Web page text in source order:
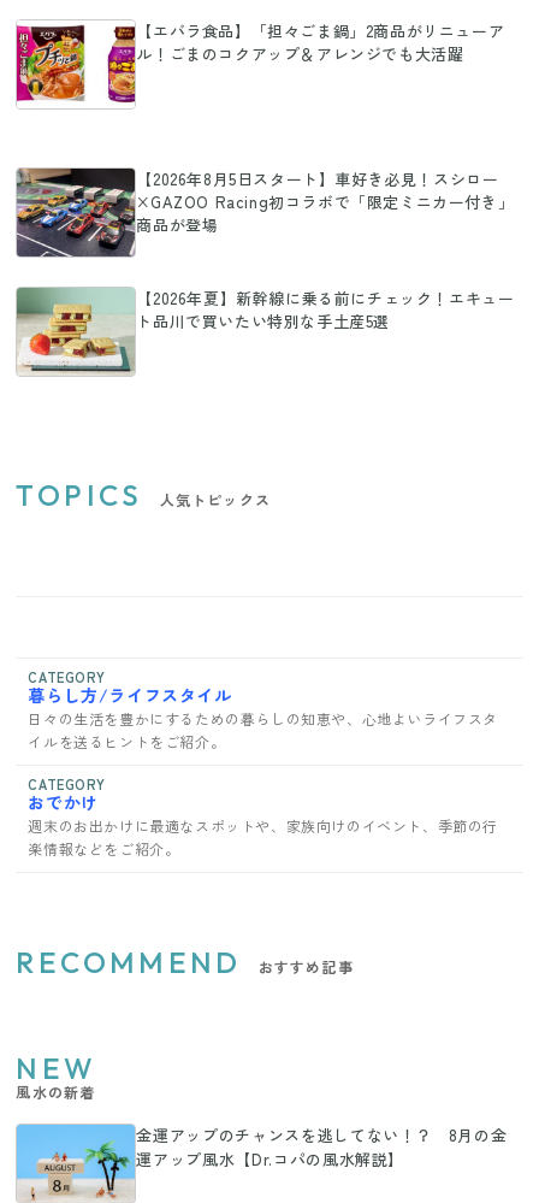
【エバラ食品】「担々ごま鍋」2商品がリニューア
ル！ごまのコクアップ＆アレンジでも大活躍
【2026年8月5日スタート】車好き必見！スシロー
×GAZOO Racing初コラボで「限定ミニカー付き」
商品が登場
【2026年夏】新幹線に乗る前にチェック！エキュー
ト品川で買いたい特別な手土産5選
TOPICS 人気トピックス
CATEGORY
暮らし方/ライフスタイル
日々の生活を豊かにするための暮らしの知恵や、心地よいライフスタ
イルを送るヒントをご紹介。
CATEGORY
おでかけ
週末のお出かけに最適なスポットや、家族向けのイベント、季節の行
楽情報などをご紹介。
RECOMMEND おすすめ記事
NEW
風水の新着
金運アップのチャンスを逃してない！？ 8月の金
運アップ風水【Dr.コパの風水解説】